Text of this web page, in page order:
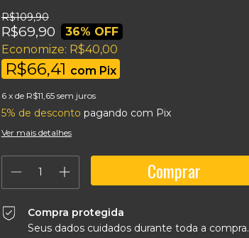
R$109,90
R$69,90 36% OFF
Economize: R$40,00
R$66,41 com Pix
6 x de R$11,65 sem juros
5% de desconto pagando com Pix
Ver mais detalhes
Compra protegida
Seus dados cuidados durante toda a compra.